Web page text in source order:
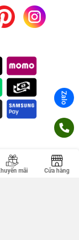
một số tính năng
việc của bạn mọi
loạt các ứng dụng
Zalo
mãi Cửa hàng